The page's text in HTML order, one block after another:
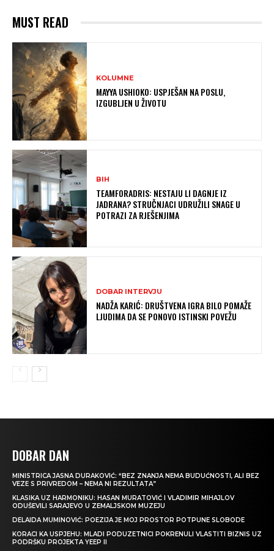
MUST READ
KOLUMNE
MAYYA USHIOKO: USPJEŠAN NA POSLU,
IZGUBLJEN U ŽIVOTU
BIH
TEAMFORADRIS: NESTAJU LI DAGNJE IZ
JADRANA? STRUČNJACI UDRUŽILI SNAGE U
POTRAZI ZA RJEŠENJIMA
DOBAR INTERVJU
NADŽA KARIĆ: DRUŠTVENA IGRA BILO POMAŽE
LJUDIMA DA SE PONOVO ISTINSKI POVEŽU
DOBAR DAN
MINISTRICA JASNA DURAKOVIĆ: “BEZ ZNANJA NEMA BUDUĆNOSTI, ALI BEZ
VEZE S PRIVREDOM – NEMA NI REZULTATA”
KLASIKA UZ HARMONIKU: HASAN MURATOVIĆ I VLADIMIR MIHAJLOV
ODUŠEVILI SARAJEVO U ZEMALJSKOM MUZEJU
DELAIDA MUMINOVIĆ: POEZIJA JE MOJ PROSTOR POTPUNE SLOBODE
KORACI KA USPJEHU: MLADI PODUZETNICI POKRENULI VLASTITI BIZNIS UZ
PODRŠKU PROJEKTA YEEP II